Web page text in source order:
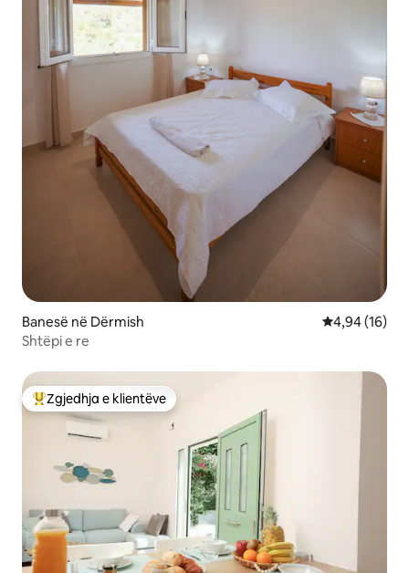
Banesë në Dërmish Vlerësimi
4,94 (16)
Shtëpi e re
Më të mirat e zgjedhjeve të klientëve
Zgjedhja e klientëve